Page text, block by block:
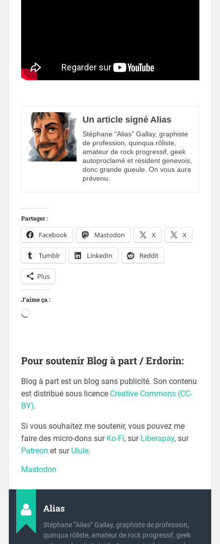
Un article signé Alias
Stéphane “Alias” Gallay, graphiste
de profession, quinqua rôliste,
amateur de rock progressif, geek
autoproclamé et résident genevois,
donc grande gueule. On vous aura
prévenu.
Partager :
Facebook Mastodon X X
Tumblr LinkedIn Reddit
Plus
J’aime ça :
Pour soutenir Blog à part / Erdorin:
Blog à part est un blog sans publicité. Son contenu
est distribué sous licence Creative Commons (CC-
BY).
Si vous souhaitez me soutenir, vous pouvez me
faire des micro-dons sur Ko-Fi, sur Liberapay, sur
Patreon et sur Ulule.
Mastodon
Alias
Stéphane “Alias” Gallay, graphiste de profession,
quinqua rôliste, amateur de rock progressif, geek